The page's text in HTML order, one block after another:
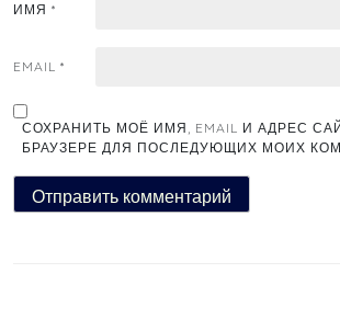
ИМЯ *
EMAIL *
СОХРАНИТЬ МОЁ ИМЯ, EMAIL И АДРЕС
БРАУЗЕРЕ ДЛЯ ПОСЛЕДУЮЩИХ МОИХ